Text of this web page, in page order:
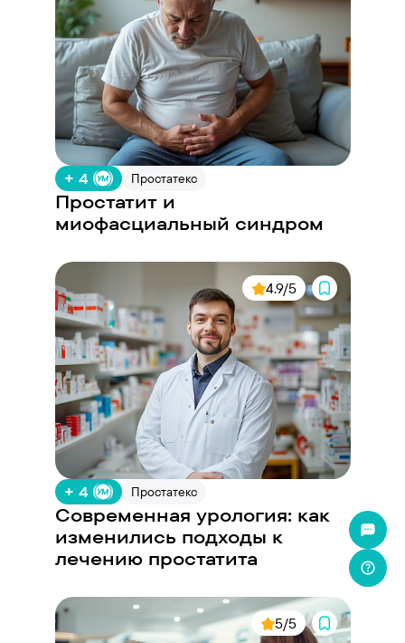
+ 4 Простатекс
Простатит и
миофасциальный синдром
4.9/5
+ 4 Простатекс
Современная урология: как
изменились подходы к
лечению простатита
5/5